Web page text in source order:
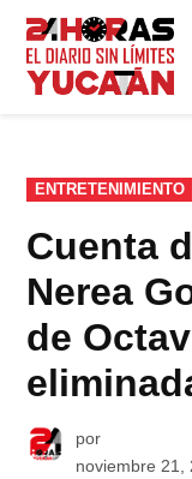
Saltar
contenido
PUBLICADO
EN
ENTRETENIMIENTO
Cuenta
Nerea
de
por
noviembre 21,